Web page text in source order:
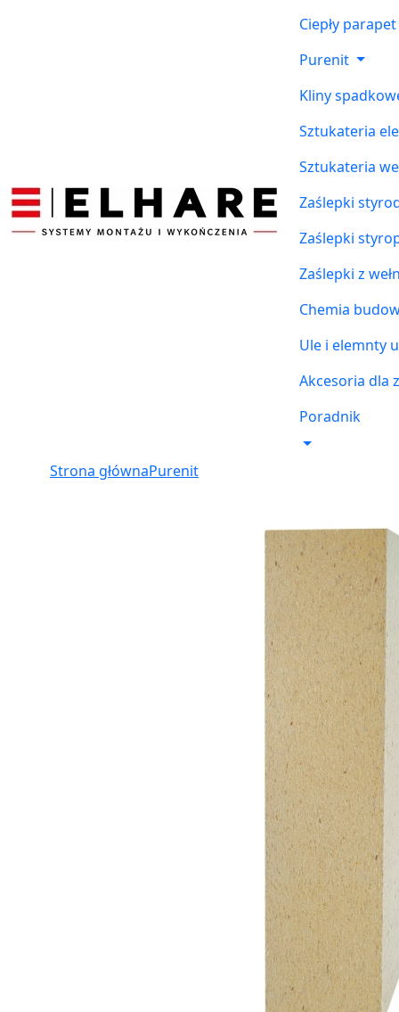
Ciepły parapet
Purenit
Kliny
Sztukateria
Sztukateria
Zaślepki
Zaślepki
Zaślepki z
Chemia
Ule i elemnty
Akcesoria dla
Poradnik
Strona głównaPurenit